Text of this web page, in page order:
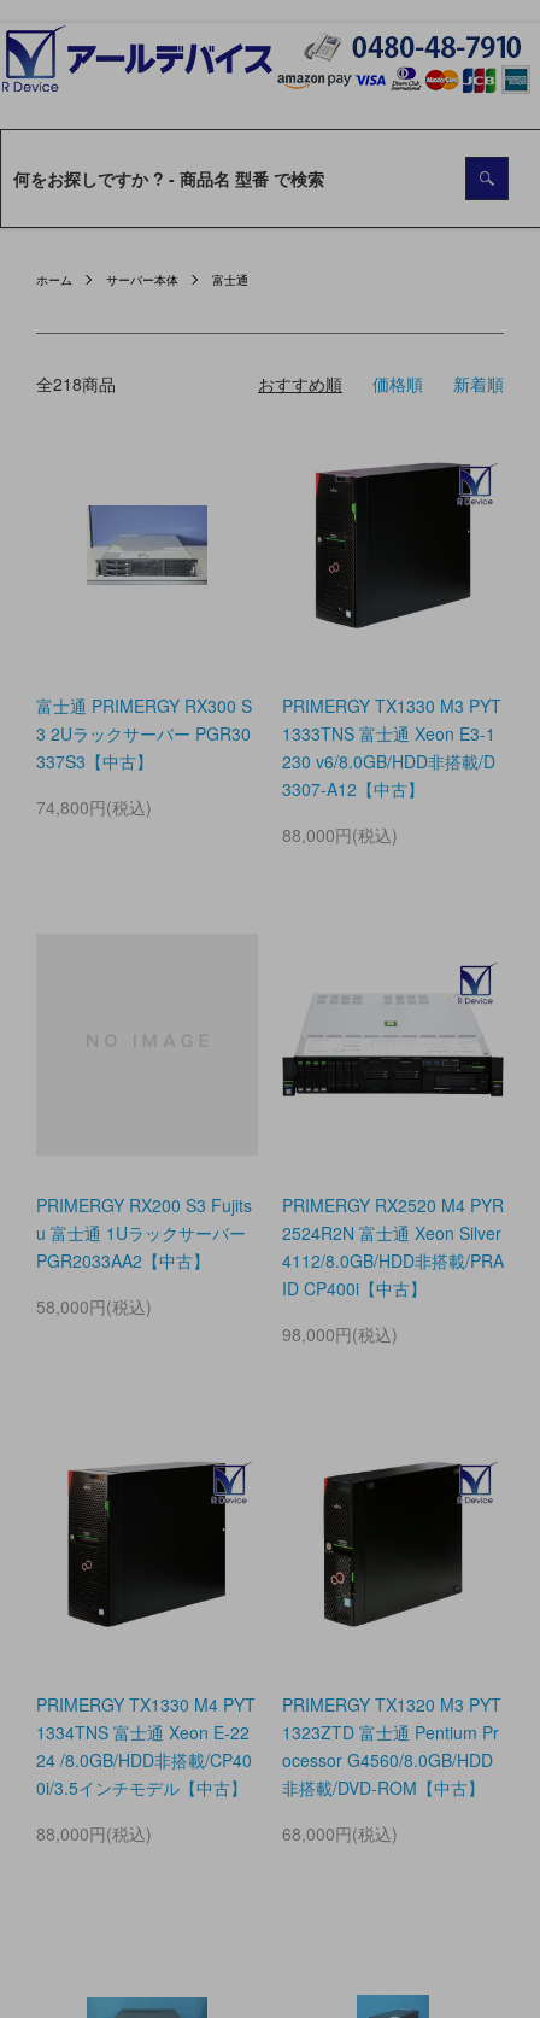
ホーム サーバー本体 富士通
全218商品 おすすめ順 価格順 新着順
富士通 PRIMERGY RX300 S
3 2Uラックサーバー PGR30
337S3【中古】
74,800円(税込)
PRIMERGY TX1330 M3 PYT
1333TNS 富士通 Xeon E3-1
230 v6/8.0GB/HDD非搭載/D
3307-A12【中古】
88,000円(税込)
PRIMERGY RX200 S3 Fujits
u 富士通 1Uラックサーバー
PGR2033AA2【中古】
58,000円(税込)
PRIMERGY RX2520 M4 PYR
2524R2N 富士通 Xeon Silver
4112/8.0GB/HDD非搭載/PRA
ID CP400i【中古】
98,000円(税込)
PRIMERGY TX1330 M4 PYT
1334TNS 富士通 Xeon E-22
24 /8.0GB/HDD非搭載/CP40
0i/3.5インチモデル【中古】
88,000円(税込)
PRIMERGY TX1320 M3 PYT
1323ZTD 富士通 Pentium Pr
ocessor G4560/8.0GB/HDD
非搭載/DVD-ROM【中古】
68,000円(税込)